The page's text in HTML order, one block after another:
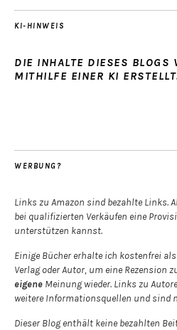
KI-HINWEIS
DIE INHALTE DIESES BLOGS
MITHILFE EINER KI
WERBUNG?
Links zu Amazon sind bezahlte Links.
bei qualifizierten Verkäufen eine
unterstützen kannst.
Einige Bücher erhalte ich kostenfrei
Verlag oder Autor, um eine Rezension
eigene Meinung wieder. Links zu
weitere Informationsquellen und sind
Dieser Blog enthält keine bezahlten